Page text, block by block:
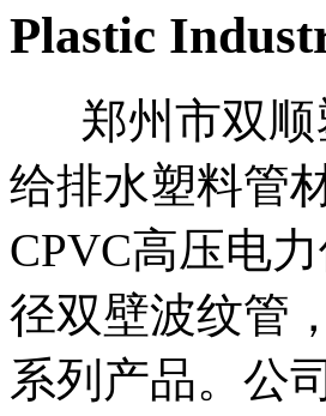
Plastic
郑州市双顺
给排水塑料管
CPVC高压电
径双壁波纹管
系列产品。公